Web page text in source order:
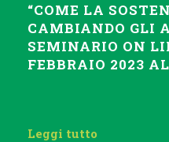
“COME LA
CAMBIANDO GLI
SEMINARIO ON
FEBBRAIO 2023
Leggi tutto